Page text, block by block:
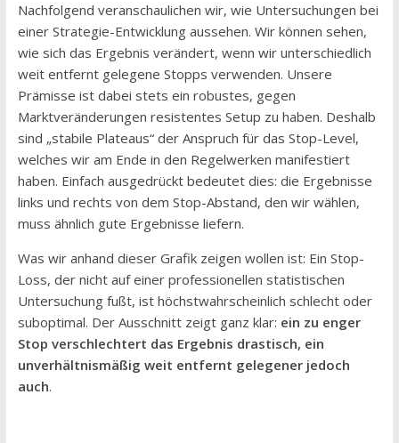
Nachfolgend veranschaulichen wir, wie Untersuchungen bei
einer Strategie-Entwicklung aussehen. Wir können sehen,
wie sich das Ergebnis verändert, wenn wir unterschiedlich
weit entfernt gelegene Stopps verwenden. Unsere
Prämisse ist dabei stets ein robustes, gegen
Marktveränderungen resistentes Setup zu haben. Deshalb
sind „stabile Plateaus“ der Anspruch für das Stop-Level,
welches wir am Ende in den Regelwerken manifestiert
haben. Einfach ausgedrückt bedeutet dies: die Ergebnisse
links und rechts von dem Stop-Abstand, den wir wählen,
muss ähnlich gute Ergebnisse liefern.
Was wir anhand dieser Grafik zeigen wollen ist: Ein Stop-
Loss, der nicht auf einer professionellen statistischen
Untersuchung fußt, ist höchstwahrscheinlich schlecht oder
suboptimal. Der Ausschnitt zeigt ganz klar: ein zu enger
Stop verschlechtert das Ergebnis drastisch, ein
unverhältnismäßig weit entfernt gelegener jedoch
auch.